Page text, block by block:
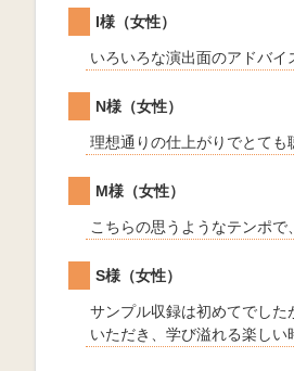
I様（女性）
いろいろな演出面のアドバイ
N様（女性）
理想通りの仕上がりでとても
M様（女性）
こちらの思うようなテンポで
S様（女性）
サンプル収録は初めてでし
いただき、学び溢れる楽しい